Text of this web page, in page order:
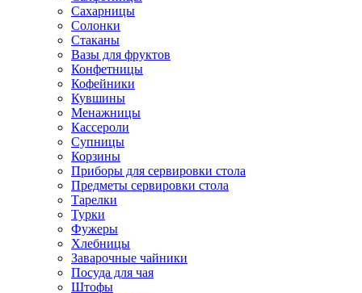
Сахарницы
Солонки
Стаканы
Вазы для фруктов
Конфетницы
Кофейники
Кувшины
Менажницы
Кассероли
Супницы
Корзины
Приборы для сервировки стола
Предметы сервировки стола
Тарелки
Турки
Фужеры
Хлебницы
Заварочные чайники
Посуда для чая
Штофы